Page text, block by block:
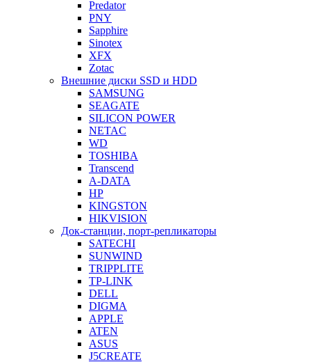
Predator
PNY
Sapphire
Sinotex
XFX
Zotac
Внешние диски SSD и HDD
SAMSUNG
SEAGATE
SILICON POWER
NETAC
WD
TOSHIBA
Transcend
A-DATA
HP
KINGSTON
HIKVISION
Док-станции, порт-репликаторы
SATECHI
SUNWIND
TRIPPLITE
TP-LINK
DELL
DIGMA
APPLE
ATEN
ASUS
J5CREATE